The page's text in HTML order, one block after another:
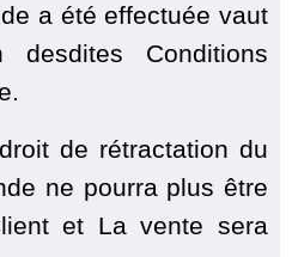
a été effectuée vaut
desdites Conditions
de rétractation du
ne pourra plus être
et La vente sera